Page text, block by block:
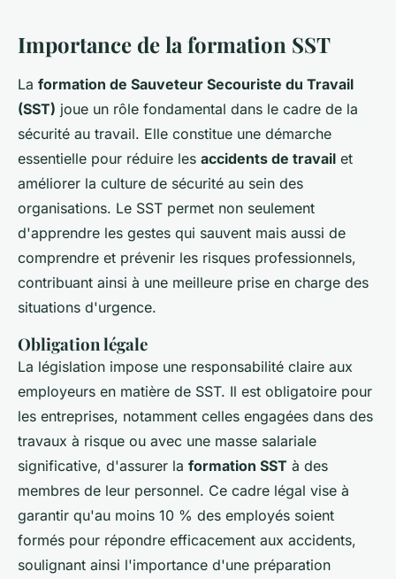
Importance de la formation SST
La formation de Sauveteur Secouriste du Travail
(SST) joue un rôle fondamental dans le cadre de la
sécurité au travail. Elle constitue une démarche
essentielle pour réduire les accidents de travail et
améliorer la culture de sécurité au sein des
organisations. Le SST permet non seulement
d'apprendre les gestes qui sauvent mais aussi de
comprendre et prévenir les risques professionnels,
contribuant ainsi à une meilleure prise en charge des
situations d'urgence.
Obligation légale
La législation impose une responsabilité claire aux
employeurs en matière de SST. Il est obligatoire pour
les entreprises, notamment celles engagées dans des
travaux à risque ou avec une masse salariale
significative, d'assurer la formation SST à des
membres de leur personnel. Ce cadre légal vise à
garantir qu'au moins 10 % des employés soient
formés pour répondre efficacement aux accidents,
soulignant ainsi l'importance d'une préparation